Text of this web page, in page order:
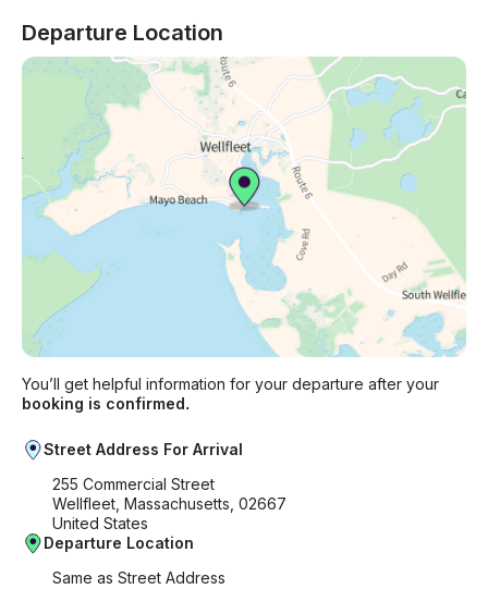
Departure Location
You’ll get helpful information for your departure after your
booking is confirmed.
Street Address For Arrival
255 Commercial Street
Wellfleet, Massachusetts, 02667
United States
Departure Location
Same as Street Address